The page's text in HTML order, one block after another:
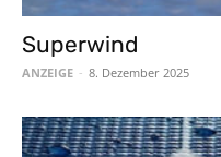
Superwind
ANZEIGE - 8. Dezember 2025